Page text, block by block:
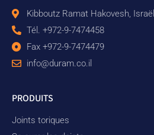
Kibboutz Ramat Hakovesh, Israël
Tél. +972-9-7474458
Fax +972-9-7474479
info@duram.co.il
PRODUITS
Joints toriques